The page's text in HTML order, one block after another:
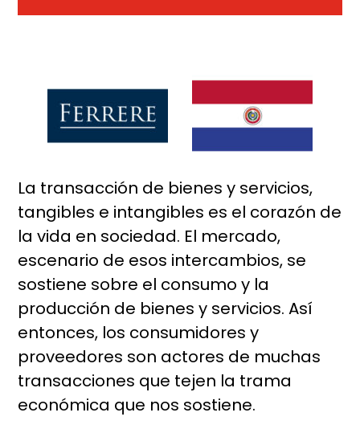
La transacción de bienes y servicios,
tangibles e intangibles es el corazón de
la vida en sociedad. El mercado,
escenario de esos intercambios, se
sostiene sobre el consumo y la
producción de bienes y servicios. Así
entonces, los consumidores y
proveedores son actores de muchas
transacciones que tejen la trama
económica que nos sostiene.